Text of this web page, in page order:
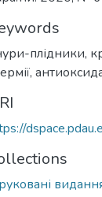
плідники,
,